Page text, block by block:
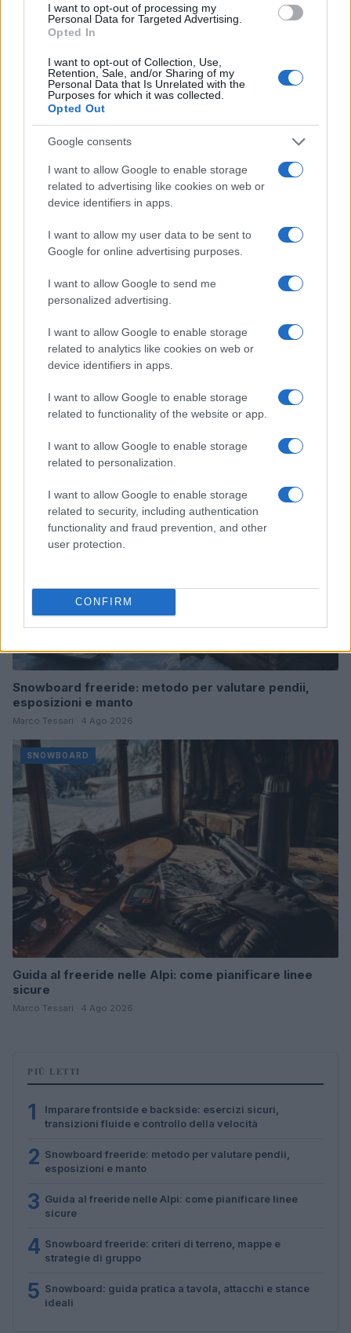
I want to opt-out of processing my
Personal Data for Targeted Advertising.
Opted In
I want to opt-out of Collection, Use,
Retention, Sale, and/or Sharing of my
Personal Data that Is Unrelated with the
Purposes for which it was collected.
Opted Out
Google consents
I want to allow Google to enable storage
related to advertising like cookies on web or
device identifiers in apps.
I want to allow my user data to be sent to
Google for online advertising purposes.
I want to allow Google to send me
personalized advertising.
I want to allow Google to enable storage
related to analytics like cookies on web or
device identifiers in apps.
I want to allow Google to enable storage
related to functionality of the website or app.
I want to allow Google to enable storage
related to personalization.
I want to allow Google to enable storage
related to security, including authentication
functionality and fraud prevention, and other
user protection.
CONFIRM
Continua a leggere
SNOWBOARD
Imparare frontside e backside: esercizi sicuri,
transizioni fluide e controllo della velocità
SNOWBOARD
Snowboard freeride: metodo per valutare pendii,
esposizioni e manto
Marco Tessari · 4 Ago 2026
SNOWBOARD
Guida al freeride nelle Alpi: come pianificare linee
sicure
Marco Tessari · 4 Ago 2026
PIÙ LETTI
1
Imparare frontside e backside: esercizi sicuri,
transizioni fluide e controllo della velocità
2 Snowboard freeride: metodo per valutare pendii,
esposizioni e manto
3 Guida al freeride nelle Alpi: come pianificare linee
sicure
4 Snowboard freeride: criteri di terreno, mappe e
strategie di gruppo
5 Snowboard: guida pratica a tavola, attacchi e stance
ideali